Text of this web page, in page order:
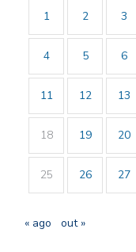
1
2 3
4 5 6
11 12 13
18 19 20
25 26 27
« ago out »